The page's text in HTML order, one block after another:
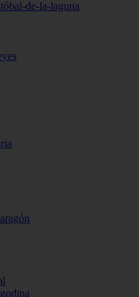
de-la-laguna